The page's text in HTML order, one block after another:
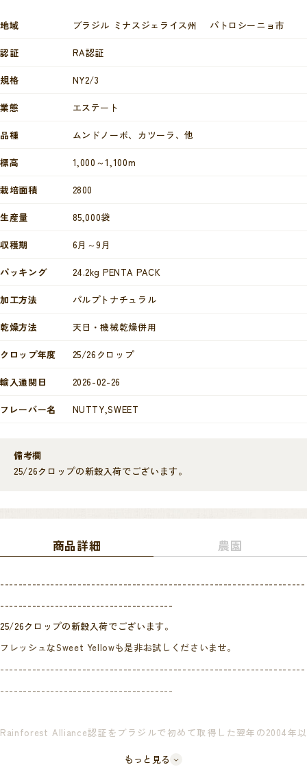
地域 ブラジル ミナスジェライス州 パトロシーニョ市
認証 RA認証
規格 NY2/3
業態 エステート
品種 ムンドノーボ、カツーラ、他
標高 1,000～1,100m
栽培面積 2800
生産量 85,000袋
収穫期 6月～9月
パッキング 24.2kg PENTA PACK
加工方法 パルプトナチュラル
乾燥方法 天日・機械乾燥併用
クロップ年度 25/26クロップ
輸入通関日 2026-02-26
フレーバー名 NUTTY,SWEET
備考欄
25/26クロップの新穀入荷でございます。
商品詳細 農園
-------------------------------------------------------------------
--------------------------------------
25/26クロップの新穀入荷でございます。
フレッシュなSweet Yellowも是非お試しくださいませ。
-------------------------------------------------------------------
--------------------------------------
Rainforest Alliance認証をブラジルで初めて取得した翌年の2004年以
降、表現したい味を求めて生み出されてきた数多くのダテーラ農園の商
もっと見る